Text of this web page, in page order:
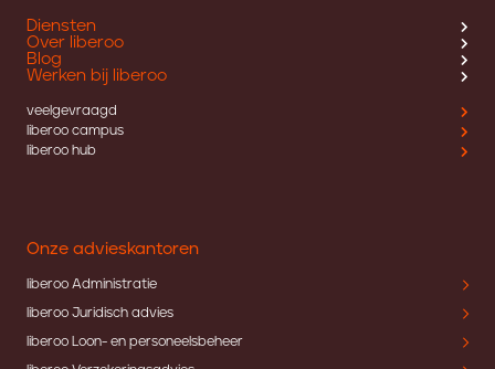
Diensten
Over liberoo
Blog
Werken bij liberoo
veelgevraagd
liberoo campus
liberoo hub
Onze advieskantoren
liberoo Administratie
liberoo Juridisch advies
liberoo Loon- en personeelsbeheer